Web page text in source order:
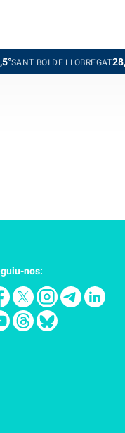
BOI DE LLOBREGAT28,1°
nos: